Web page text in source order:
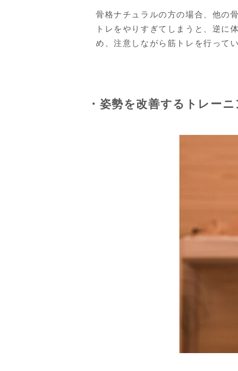
骨格ナチュラルの方の場合、他の
トレをやりすぎてしまうと、逆に
め、注意しながら筋トレを行って
・姿勢を改善するトレー